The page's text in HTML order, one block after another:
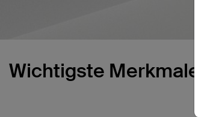
Wichtigste Merkmale